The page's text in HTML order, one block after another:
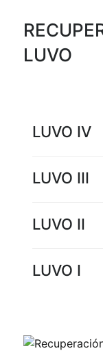
LUVO
LUVO IV
LUVO III
LUVO II
LUVO I